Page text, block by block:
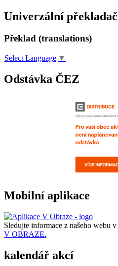
Univerzální překladač
Překlad (translations)
Select Language ▼
Odstávka ČEZ
Mobilní aplikace
Sledujte informace z našeho webu v
V OBRAZE.
kalendář akcí